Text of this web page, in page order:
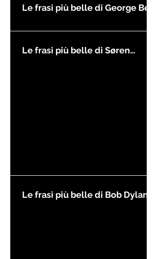
Le frasi più belle di George Best
Le frasi più belle di Søren
Le frasi più belle di Bob Dylan